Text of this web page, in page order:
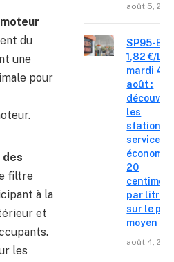
du
une
pour
des
filtre
à la
et
les
août 5,
SP95-E10
1,82 €/L
mardi 4
août :
les
stations-
service où
20
centimes
par litre
sur le prix
moyen
août 4,